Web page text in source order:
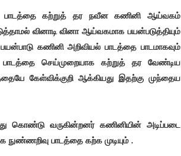
பாடத்தை கற்றுத் தர நவீன கணினி ஆய்வகம்
வினாடி வினா ஆய்வகமாக பயன்படுத்தியும்
கணினி அறிவியல் பாடத்தை பாடமாகவும்
பாடத்தை செய்முறையாக கற்றுத் தர வேண்டிய
கேள்விக்குறி ஆக்கியது இதற்கு முந்தைய
கொண்டு வருகின்றனர் கணினியின் அடிப்படை
பாடத்தை கற்க முடியும் .